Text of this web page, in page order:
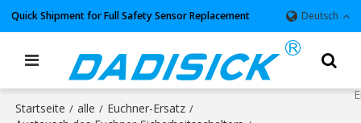
Quick Shipment for Full Safety Sensor Replacement Deutsch
Startseite / alle / Euchner-Ersatz /